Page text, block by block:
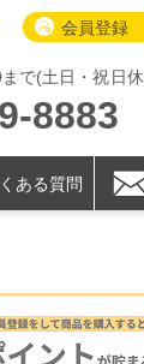
会員登録
で(土日・祝日
8883
ある質問